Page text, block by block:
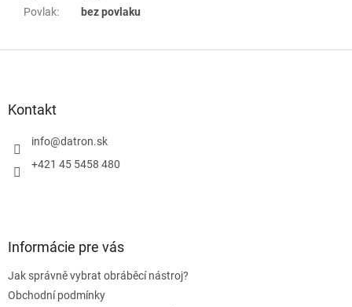
Povlak: bez povlaku
Kontakt
info@datron.sk
+421 45 5458 480
Informácie pre vás
Jak správně vybrat obráběcí nástroj?
Obchodní podmínky